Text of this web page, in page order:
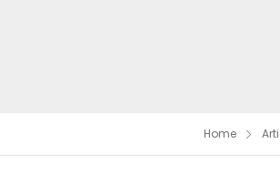
Home